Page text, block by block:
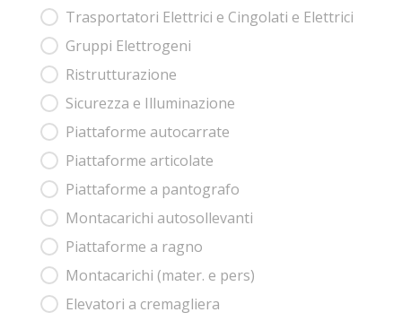
Trasportatori Elettrici e Cingolati e Elettrici
Gruppi Elettrogeni
Ristrutturazione
Sicurezza e Illuminazione
Piattaforme autocarrate
Piattaforme articolate
Piattaforme a pantografo
Montacarichi autosollevanti
Piattaforme a ragno
Montacarichi (mater. e pers)
Elevatori a cremagliera